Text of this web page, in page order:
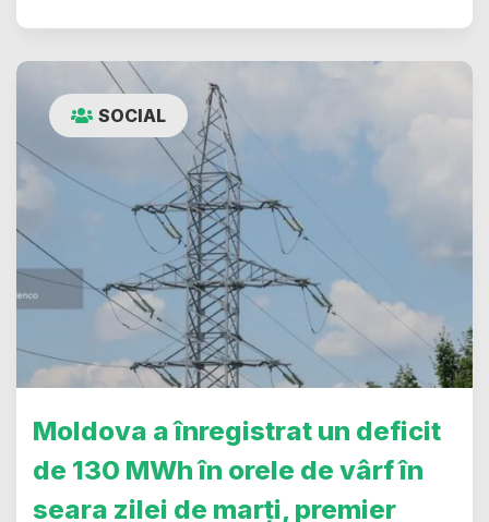
SOCIAL
Moldova a înregistrat un deficit
de 130 MWh în orele de vârf în
seara zilei de marți, premier